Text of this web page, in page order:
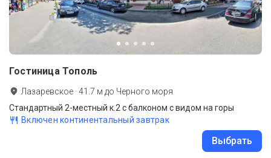
Гостиница Тополь
Лазаревское ·41.7 м до Черного моря
Стандартный 2-местный к.2 с балконом с видом на горы
Включен континентальный завтрак
Выбрать